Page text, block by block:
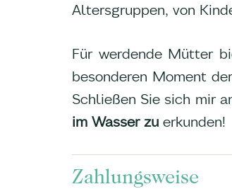
Altersgruppen, von
Für werdende Mütter
besonderen Moment
Schließen Sie sich mir
im Wasser zu erkunden!
Zahlungsweise